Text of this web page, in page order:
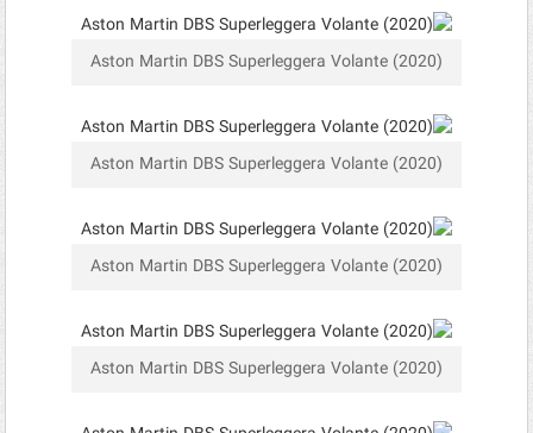
Aston Martin DBS Superleggera Volante (2020)
Aston Martin DBS Superleggera Volante (2020)
Aston Martin DBS Superleggera Volante (2020)
Aston Martin DBS Superleggera Volante (2020)